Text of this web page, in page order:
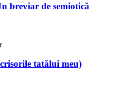
breviar de semiotică
tatălui meu)